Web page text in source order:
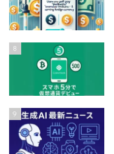
8
9